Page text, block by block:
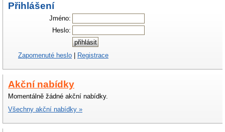
Přihlášení
Jméno:
Heslo:
Zapomenuté heslo Registrace
Akční nabídky
Momentálně žádné akční nabídky.
Všechny akční nabídky »